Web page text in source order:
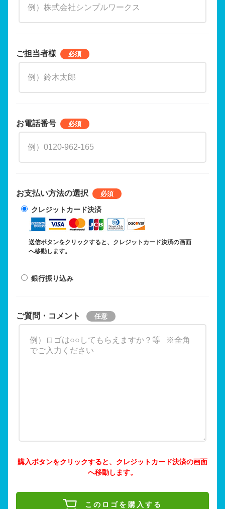
ご担当者様
お電話番号
お支払い方法の選択
クレジットカード決済
送信ボタンをクリックすると、クレジットカード決済の画面
へ移動します。
銀行振り込み
ご質問・コメント
購入ボタンをクリックすると、クレジットカード決済の画面
へ移動します。
このロゴを購入する